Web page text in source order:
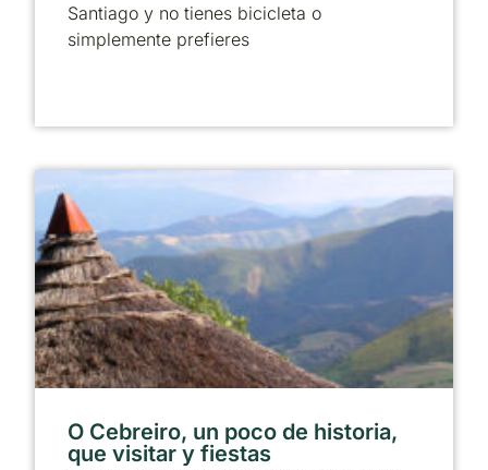
Santiago y no tienes bicicleta o
simplemente prefieres
O Cebreiro, un poco de historia,
que visitar y fiestas